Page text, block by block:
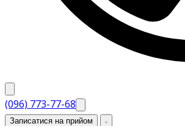
(096) 773-77-68
Записатися на прийом